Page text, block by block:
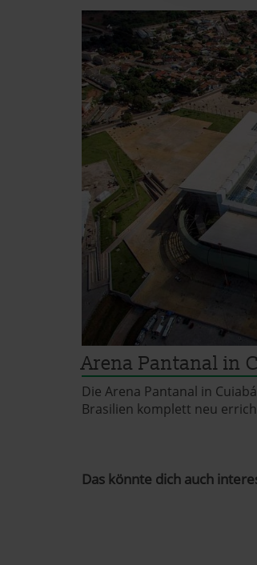
und
alle
auch
Arena Pantanal in
Die Arena Pantanal in
Brasilien komplett neu
Das könnte dich auch